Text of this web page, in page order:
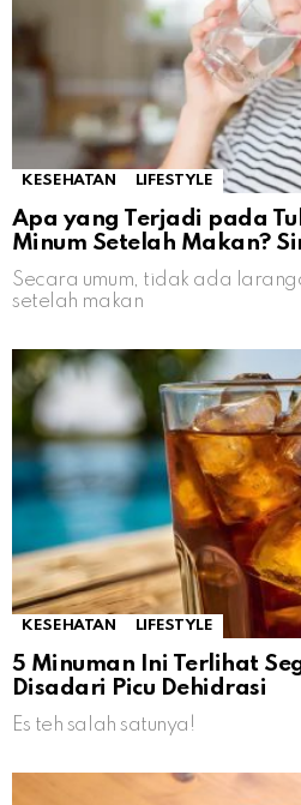
KESEHATAN LIFESTYLE
Apa yang Terjadi pada
Minum Setelah Makan?
Secara umum, tidak ada
setelah makan
KESEHATAN LIFESTYLE
5 Minuman Ini Terlihat
Disadari Picu Dehidrasi
Es teh salah satunya!